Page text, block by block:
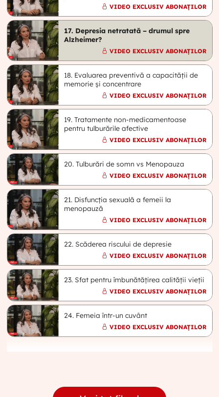
VIDEO EXCLUSIV ABONAȚILOR
17. Depresia netratată – drumul spre
Alzheimer?
VIDEO EXCLUSIV ABONAȚILOR
18. Evaluarea preventivă a capacității de
memorie și concentrare
VIDEO EXCLUSIV ABONAȚILOR
19. Tratamente non-medicamentoase
pentru tulburările afective
VIDEO EXCLUSIV ABONAȚILOR
20. Tulburări de somn vs Menopauza
VIDEO EXCLUSIV ABONAȚILOR
21. Disfuncția sexuală a femeii la
menopauză
VIDEO EXCLUSIV ABONAȚILOR
22. Scăderea riscului de depresie
VIDEO EXCLUSIV ABONAȚILOR
23. Sfat pentru îmbunătățirea calității vieții
VIDEO EXCLUSIV ABONAȚILOR
24. Femeia într-un cuvânt
VIDEO EXCLUSIV ABONAȚILOR